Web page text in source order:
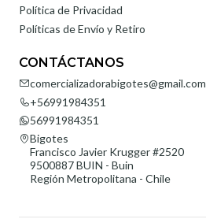
Política de Privacidad
Políticas de Envío y Retiro
CONTÁCTANOS
comercializadorabigotes@gmail.com
+56991984351
56991984351
Bigotes
Francisco Javier Krugger #2520
9500887 BUIN - Buin
Región Metropolitana - Chile